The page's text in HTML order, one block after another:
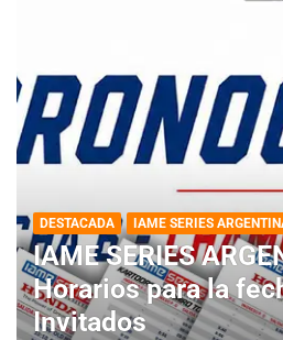
DESTACADA IAME SERIES
IAME SERIES
Horarios para la
Invitados